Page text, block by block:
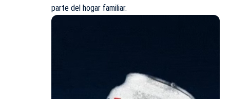
parte del hogar familiar.